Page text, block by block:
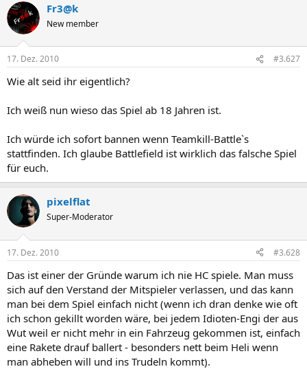
Fr3@k
New member
17. Dez. 2010 #3.627
Wie alt seid ihr eigentlich?
Ich weiß nun wieso das Spiel ab 18 Jahren ist.
Ich würde ich sofort bannen wenn Teamkill-Battle`s
stattfinden. Ich glaube Battlefield ist wirklich das falsche Spiel
für euch.
pixelflat
Super-Moderator
17. Dez. 2010 #3.628
Das ist einer der Gründe warum ich nie HC spiele. Man muss
sich auf den Verstand der Mitspieler verlassen, und das kann
man bei dem Spiel einfach nicht (wenn ich dran denke wie oft
ich schon gekillt worden wäre, bei jedem Idioten-Engi der aus
Wut weil er nicht mehr in ein Fahrzeug gekommen ist, einfach
eine Rakete drauf ballert - besonders nett beim Heli wenn
man abheben will und ins Trudeln kommt).